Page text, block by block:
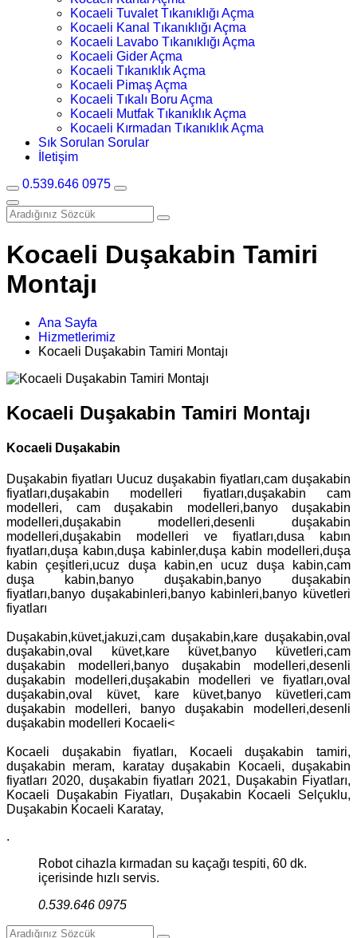
Kocaeli Tuvalet Tıkanıklığı Açma
Kocaeli Kanal Tıkanıklığı Açma
Kocaeli Lavabo Tıkanıklığı Açma
Kocaeli Gider Açma
Kocaeli Tıkanıklık Açma
Kocaeli Pimaş Açma
Kocaeli Tıkalı Boru Açma
Kocaeli Mutfak Tıkanıklık Açma
Kocaeli Kırmadan Tıkanıklık Açma
Sık Sorulan Sorular
İletişim
0.539.646 0975
Kocaeli Duşakabin Tamiri
Montajı
Ana Sayfa
Hizmetlerimiz
Kocaeli Duşakabin Tamiri Montajı
Kocaeli Duşakabin Tamiri Montajı
Kocaeli Duşakabin
Duşakabin fiyatları Uucuz duşakabin fiyatları,cam duşakabin
fiyatları,duşakabin modelleri fiyatları,duşakabin cam
modelleri, cam duşakabin modelleri,banyo duşakabin
modelleri,duşakabin modelleri,desenli duşakabin
modelleri,duşakabin modelleri ve fiyatları,dusa kabın
fıyatları,duşa kabın,duşa kabinler,duşa kabin modelleri,duşa
kabin çeşitleri,ucuz duşa kabin,en ucuz duşa kabin,cam
duşa kabin,banyo duşakabin,banyo duşakabin
fiyatları,banyo duşakabinleri,banyo kabinleri,banyo küvetleri
fiyatları
Duşakabin,küvet,jakuzi,cam duşakabin,kare duşakabin,oval
duşakabin,oval küvet,kare küvet,banyo küvetleri,cam
duşakabin modelleri,banyo duşakabin modelleri,desenli
duşakabin modelleri,duşakabin modelleri ve fiyatları,oval
duşakabin,oval küvet, kare küvet,banyo küvetleri,cam
duşakabin modelleri, banyo duşakabin modelleri,desenli
duşakabin modelleri Kocaeli<
Kocaeli duşakabin fiyatları, Kocaeli duşakabin tamiri,
duşakabin meram, karatay duşakabin Kocaeli, duşakabin
fiyatları 2020, duşakabin fiyatları 2021, Duşakabin Fiyatları,
Kocaeli Duşakabin Fiyatları, Duşakabin Kocaeli Selçuklu,
Duşakabin Kocaeli Karatay,
.
Robot cihazla kırmadan su kaçağı tespiti, 60 dk.
içerisinde hızlı servis.
0.539.646 0975